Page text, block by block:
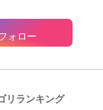
ォロー
リランキング